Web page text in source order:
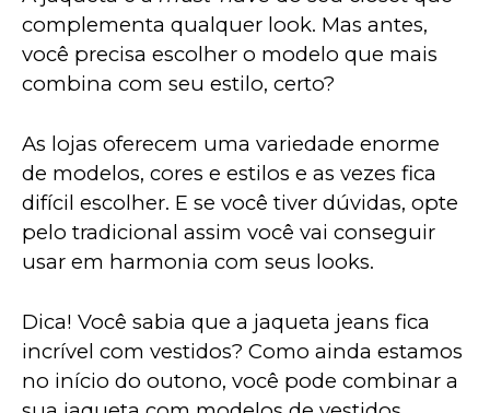
complementa qualquer look. Mas antes,
você precisa escolher o modelo que mais
combina com seu estilo, certo?
As lojas oferecem uma variedade enorme
de modelos, cores e estilos e as vezes fica
difícil escolher. E se você tiver dúvidas, opte
pelo tradicional assim você vai conseguir
usar em harmonia com seus looks.
Dica! Você sabia que a jaqueta jeans fica
incrível com vestidos? Como ainda estamos
no início do outono, você pode combinar a